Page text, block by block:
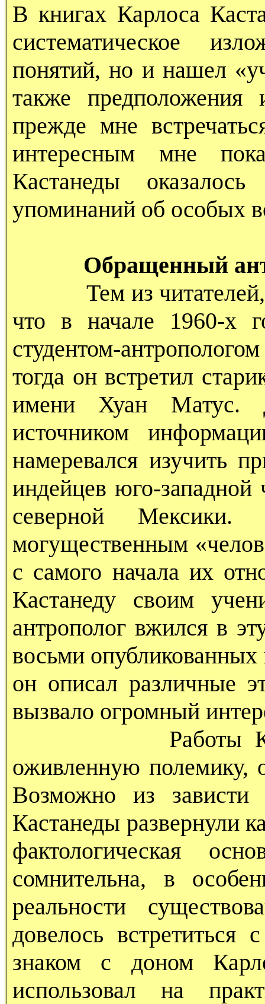
В книгах Карлоса
систематическое
понятий, но и нашел
также
прежде мне
интересным мне
Кастанеды
упоминаний об особых
Обращенный
Тем из читателей,
что в начале 1960-х
студентом-
тогда он встретил
имени Хуан Матус.
источником
намеревался изучить
индейцев юго-
северной Мексики.
могущественным
с самого начала их
Кастанеду своим
антрополог вжился в
восьми
он описал различные
вызвало огромный
Работы
оживленную полемику,
Возможно из зависти
Кастанеды развернули
фактологическая
сомнительна, в
реальности
довелось
знаком с доном
использовал на